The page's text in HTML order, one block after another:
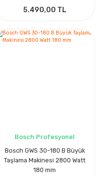
5.490,00 TL
Bosch Profesyonel
Bosch GWS 30-180 B Büyük
Taşlama Makinesi 2800 Watt
180 mm